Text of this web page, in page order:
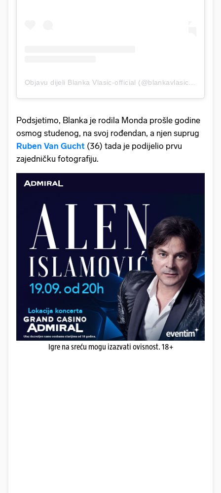
Podsjetimo, Blanka je rodila Monda prošle godine
osmog studenog, na svoj rođendan, a njen suprug
Ruben Van Gucht (36) tada je podijelio prvu
zajedničku fotografiju.
Igre na sreću mogu izazvati ovisnost. 18+